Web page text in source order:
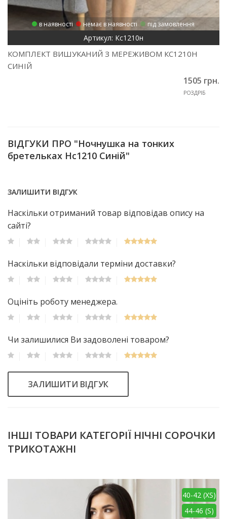
в наявності немає в наявності під замовлення
Артикул: Кс1210н
КОМПЛЕКТ ВИШУКАНИЙ З МЕРЕЖИВОМ КС1210Н
СИНІЙ
1505 грн.
РОЗДРІБ
ВІДГУКИ ПРО "Ночнушка на тонких
бретельках Нс1210 Синій"
ЗАЛИШИТИ ВІДГУК
Наскільки отриманий товар відповідав опису на
сайті?
Наскільки відповідали терміни доставки?
Оцініть роботу менеджера.
Чи залишилися Ви задоволені товаром?
ЗАЛИШИТИ ВІДГУК
ІНШІ ТОВАРИ КАТЕГОРІЇ НІЧНІ СОРОЧКИ
ТРИКОТАЖНІ
40-42 (XS)
44-46 (S)